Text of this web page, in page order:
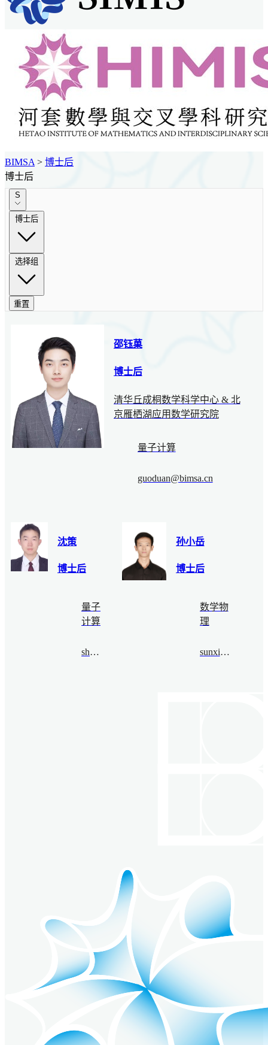
BIMSA > 博士后
博士后
S
博士后
选择组
重置
邵钰菓
博士后
清华丘成桐数学科学中心 & 北
京雁栖湖应用数学研究院
量子计算
guoduan@bimsa.cn
沈策
博士后
量子
计算
shence@bimsa.cn
孙小岳
博士后
数学物
理
sunxiaoyue@bimsa.cn